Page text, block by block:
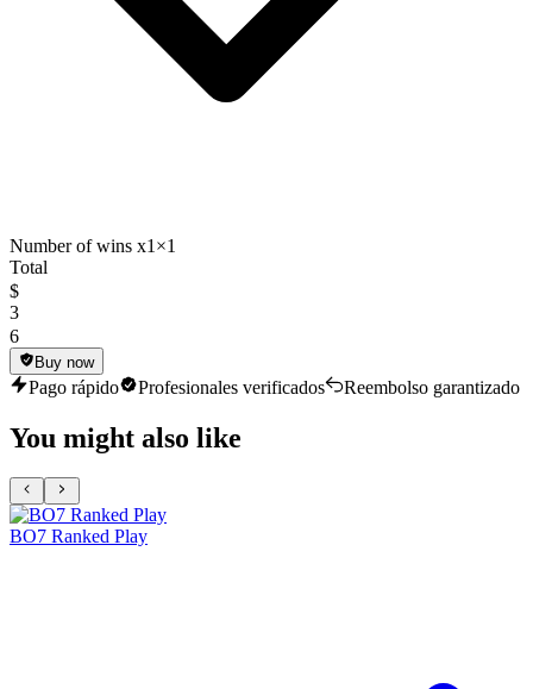
Number of wins x1 ×1
Total
$
3
6
Buy now
Pago rápido Profesionales verificados Reembolso garantizado
You might also like
BO7 Ranked Play